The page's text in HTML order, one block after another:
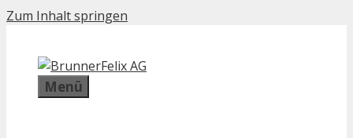
Zum Inhalt springen
Menü